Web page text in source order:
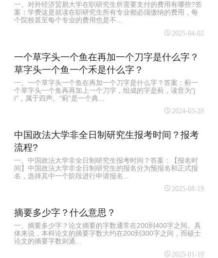
一、对外经济贸易大学在职研究生所需要支付的费用有哪些?答
案：学费这是就读在职研究生所有专业都必须缴纳的费用，每
个院校甚至每个专业的费用也是不...
2025-04-02
一个草字头一个鱼在再加一个刀字是什么字？
草字头一个鱼一个禾是什么字？
一、一个草字头一个鱼在再加一个刀字是什么字？答案：蓟一
个草字头一个鱼再再加上一个刀字，组成的字是蓟，读音为“j
ì”，属于四声。“蓟”是一个典...
2024-03-28
中国政法大学非全日制研究生报考时间？报考
流程?
一、中国政法大学非全日制研究生报考时间？答案：【报名时
间】中国政法大学非全日制研究生的报名分为预报名和正式报
名，选择其中一个阶段进行申请报名...
2025-08-19
摘要多少字？什么意思？
一、摘要多少字？论文摘要的字数通常在200到400字之间‌。具
体来说，本科论文的摘要字数大约在200到300字之间，而硕士
论文的摘要字数则通...
2025-01-10